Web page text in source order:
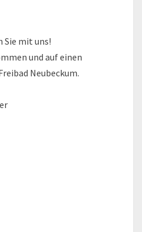
Sie mit uns!
und auf einen
Neubeckum.